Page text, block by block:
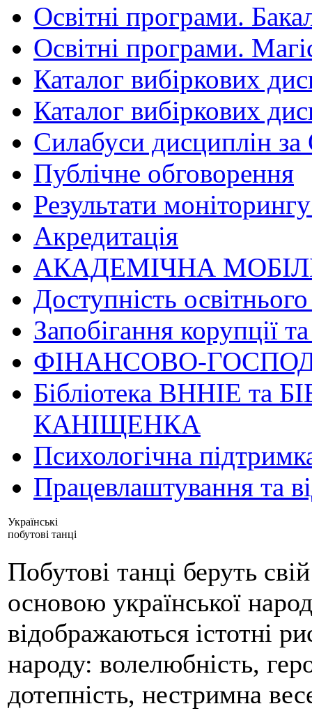
Освітні програми.
Освітні програми.
Каталог вибіркових
Каталог вибіркових
Силабуси дисциплін
Публічне обговорення
Результати
Акредитація
АКАДЕМІЧНА
Доступність
Запобігання корупції
ФІНАНСОВО-
Бібліотека ВННІЕ та
КАНІЩЕНКА
Психологічна
Працевлаштування та
Українські
побутові танці
Побутові танці беруть
основою української
відображаються істотні
народу: волелюбність,
дотепність, нестримна